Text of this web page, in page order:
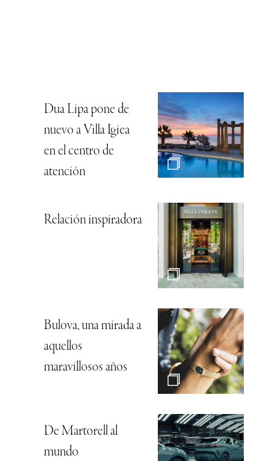
Dua Lipa pone de
nuevo a Villa Igiea
en el centro de
atención
Relación inspiradora
Bulova, una mirada a
aquellos
maravillosos años
De Martorell al
mundo